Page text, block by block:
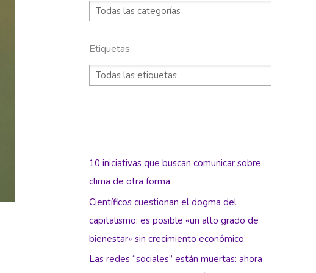
Etiquetas
10 iniciativas que buscan comunicar sobre
clima de otra forma
Científicos cuestionan el dogma del
capitalismo: es posible «un alto grado de
bienestar» sin crecimiento económico
Las redes “sociales” están muertas: ahora